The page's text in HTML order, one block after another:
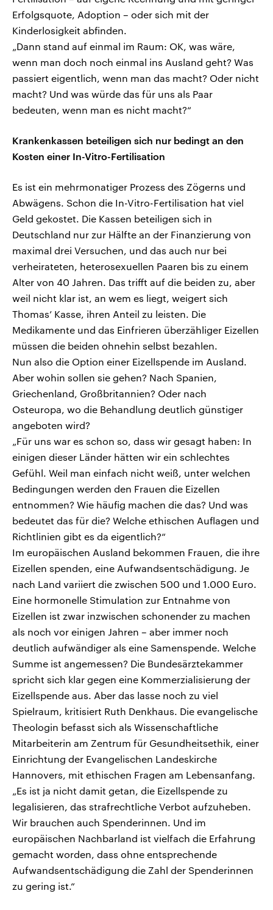
Erfolgsquote, Adoption – oder sich mit der
Kinderlosigkeit abfinden.
„Dann stand auf einmal im Raum: OK, was wäre,
wenn man doch noch einmal ins Ausland geht? Was
passiert eigentlich, wenn man das macht? Oder nicht
macht? Und was würde das für uns als Paar
bedeuten, wenn man es nicht macht?“
Krankenkassen beteiligen sich nur bedingt an den
Kosten einer In-Vitro-Fertilisation
Es ist ein mehrmonatiger Prozess des Zögerns und
Abwägens. Schon die In-Vitro-Fertilisation hat viel
Geld gekostet. Die Kassen beteiligen sich in
Deutschland nur zur Hälfte an der Finanzierung von
maximal drei Versuchen, und das auch nur bei
verheirateten, heterosexuellen Paaren bis zu einem
Alter von 40 Jahren. Das trifft auf die beiden zu, aber
weil nicht klar ist, an wem es liegt, weigert sich
Thomas’ Kasse, ihren Anteil zu leisten. Die
Medikamente und das Einfrieren überzähliger Eizellen
müssen die beiden ohnehin selbst bezahlen.
Nun also die Option einer Eizellspende im Ausland.
Aber wohin sollen sie gehen? Nach Spanien,
Griechenland, Großbritannien? Oder nach
Osteuropa, wo die Behandlung deutlich günstiger
angeboten wird?
„Für uns war es schon so, dass wir gesagt haben: In
einigen dieser Länder hätten wir ein schlechtes
Gefühl. Weil man einfach nicht weiß, unter welchen
Bedingungen werden den Frauen die Eizellen
entnommen? Wie häufig machen die das? Und was
bedeutet das für die? Welche ethischen Auflagen und
Richtlinien gibt es da eigentlich?“
Im europäischen Ausland bekommen Frauen, die ihre
Eizellen spenden, eine Aufwandsentschädigung. Je
nach Land variiert die zwischen 500 und 1.000 Euro.
Eine hormonelle Stimulation zur Entnahme von
Eizellen ist zwar inzwischen schonender zu machen
als noch vor einigen Jahren – aber immer noch
deutlich aufwändiger als eine Samenspende. Welche
Summe ist angemessen? Die Bundesärztekammer
spricht sich klar gegen eine Kommerzialisierung der
Eizellspende aus. Aber das lasse noch zu viel
Spielraum, kritisiert Ruth Denkhaus. Die evangelische
Theologin befasst sich als Wissenschaftliche
Mitarbeiterin am Zentrum für Gesundheitsethik, einer
Einrichtung der Evangelischen Landeskirche
Hannovers, mit ethischen Fragen am Lebensanfang.
„Es ist ja nicht damit getan, die Eizellspende zu
legalisieren, das strafrechtliche Verbot aufzuheben.
Wir brauchen auch Spenderinnen. Und im
europäischen Nachbarland ist vielfach die Erfahrung
gemacht worden, dass ohne entsprechende
Aufwandsentschädigung die Zahl der Spenderinnen
zu gering ist.“